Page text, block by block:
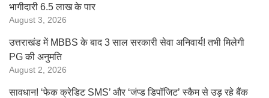
भागीदारी 6.5 लाख के पार
August 3, 2026
उत्तराखंड में MBBS के बाद 3 साल सरकारी सेवा अनिवार्य! तभी मिलेगी
PG की अनुमति
August 2, 2026
सावधान! ‘फेक क्रेडिट SMS’ और ‘जंप्ड डिपॉजिट’ स्कैम से उड़ रहे बैंक